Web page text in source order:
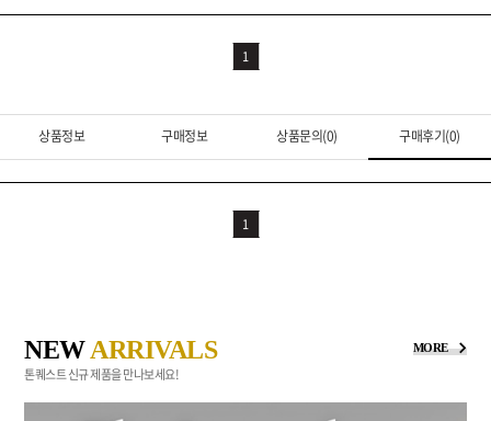
1
상품정보 구매정보 상품문의(0) 구매후기(0)
1
NEWARRIVALS MORE
톤퀘스트 신규 제품을 만나보세요!